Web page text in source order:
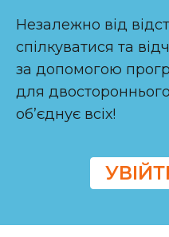
Незалежно від
спілкуватися та
за допомогою
для
об’єднує всіх!